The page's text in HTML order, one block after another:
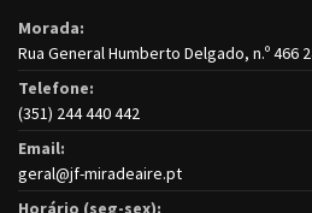
Morada:
Rua General Humberto Delgado, n.º 466
Telefone:
(351) 244 440 442
Email:
geral@jf-miradeaire.pt